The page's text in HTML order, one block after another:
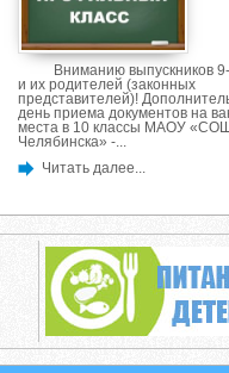
Вниманию выпускников 9-
и их родителей (законных
представителей)!
день приема документов на
места в 10 классы МАОУ
Челябинска» -...
Читать далее...